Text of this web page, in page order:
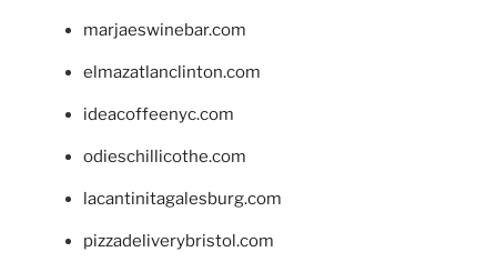
marjaeswinebar.com
elmazatlanclinton.com
ideacoffeenyc.com
odieschillicothe.com
lacantinitagalesburg.com
pizzadeliverybristol.com